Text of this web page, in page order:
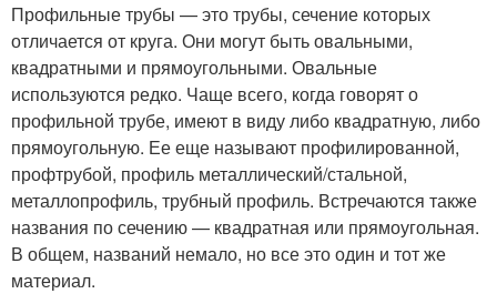
Профильные трубы — это трубы, сечение которых
отличается от круга. Они могут быть овальными,
квадратными и прямоугольными. Овальные
используются редко. Чаще всего, когда говорят о
профильной трубе, имеют в виду либо квадратную, либо
прямоугольную. Ее еще называют профилированной,
профтрубой, профиль металлический/стальной,
металлопрофиль, трубный профиль. Встречаются также
названия по сечению — квадратная или прямоугольная.
В общем, названий немало, но все это один и тот же
материал.